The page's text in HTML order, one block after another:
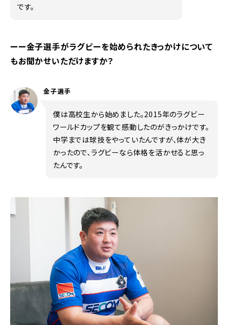
です。
ーー金子選手がラグビーを始められたきっかけについて
もお聞かせいただけますか？
僕は高校生から始めました。2015年のラグビー
ワールドカップを観て感動したのがきっかけです。
中学までは球技をやっていたんですが、体が大き
かったので、ラグビーなら体格を活かせると思っ
たんです。
金子選手